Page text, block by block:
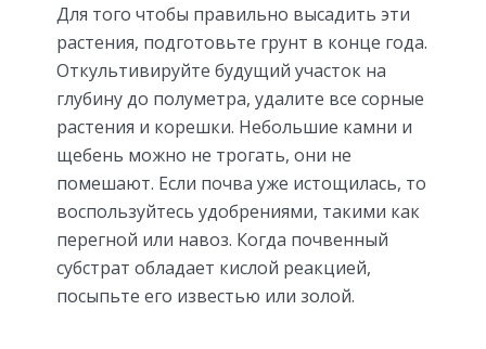
Для того чтобы правильно высадить эти
растения, подготовьте грунт в конце года.
Откультивируйте будущий участок на
глубину до полуметра, удалите все сорные
растения и корешки. Небольшие камни и
щебень можно не трогать, они не
помешают. Если почва уже истощилась, то
воспользуйтесь удобрениями, такими как
перегной или навоз. Когда почвенный
субстрат обладает кислой реакцией,
посыпьте его известью или золой.